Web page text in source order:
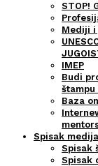
STOP!
Mediji i
IMEP
Budi
štampu
Baza
Spisak
Spisak
Spisak